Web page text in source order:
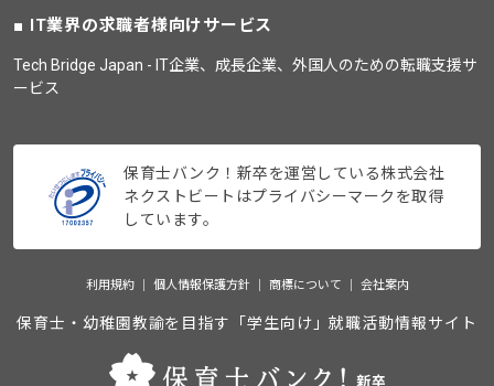
IT業界の求職者様向けサービス
Tech Bridge Japan - IT企業、成長企業、外国人のための転職支援サ
ービス
保育士バンク！新卒を運営している株式会社
ネクストビートはプライバシーマークを取得
しています。
利用規約 個人情報保護方針 商標について 会社案内
保育士・幼稚園教諭を目指す「学生向け」就職活動情報サイト